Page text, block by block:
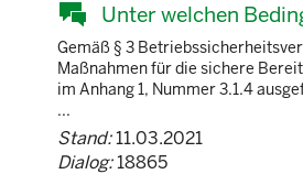
Unter welchen
Gemäß § 3
Maßnahmen für die sichere
im Anhang 1, Nummer 3.1.4
...
Stand:11.03.2021
Dialog:18865